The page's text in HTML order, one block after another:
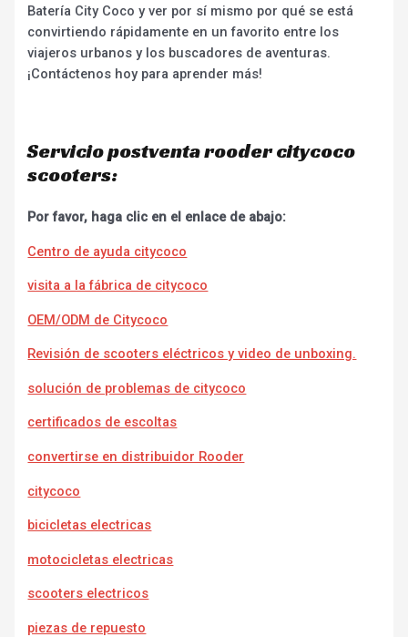
Batería City Coco y ver por sí mismo por qué se está
convirtiendo rápidamente en un favorito entre los
viajeros urbanos y los buscadores de aventuras.
¡Contáctenos hoy para aprender más!
Servicio postventa rooder citycoco
scooters:
Por favor, haga clic en el enlace de abajo:
Centro de ayuda citycoco
visita a la fábrica de citycoco
OEM/ODM de Citycoco
Revisión de scooters eléctricos y video de unboxing.
solución de problemas de citycoco
certificados de escoltas
convertirse en distribuidor Rooder
citycoco
bicicletas electricas
motocicletas electricas
scooters electricos
piezas de repuesto